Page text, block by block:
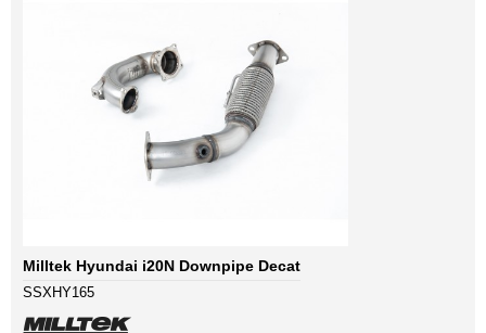
Milltek Hyundai i20N Downpipe Decat
SSXHY165